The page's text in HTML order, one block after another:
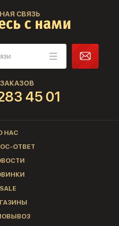
СВЯЗЬ
с нами
45 01
НАС
ОТВЕТ
SALE